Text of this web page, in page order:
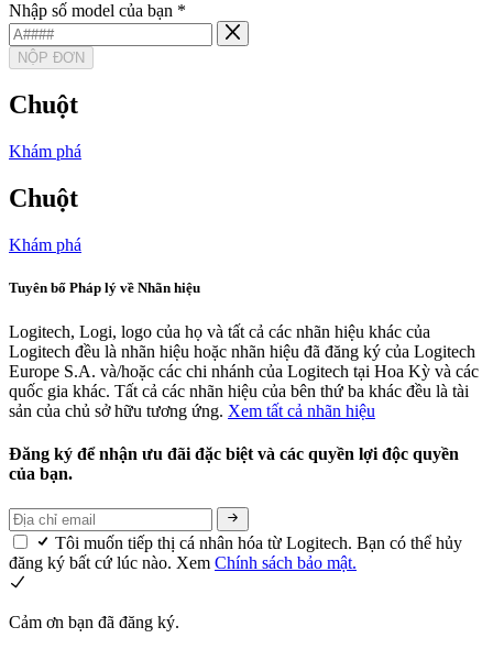
Nhập số model của bạn *
NỘP ĐƠN
Chuột
Khám phá
Chuột
Khám phá
Tuyên bố Pháp lý về Nhãn hiệu
Logitech, Logi, logo của họ và tất cả các nhãn hiệu khác của
Logitech đều là nhãn hiệu hoặc nhãn hiệu đã đăng ký của Logitech
Europe S.A. và/hoặc các chi nhánh của Logitech tại Hoa Kỳ và các
quốc gia khác. Tất cả các nhãn hiệu của bên thứ ba khác đều là tài
sản của chủ sở hữu tương ứng. Xem tất cả nhãn hiệu
Đăng ký để nhận ưu đãi đặc biệt và các quyền lợi độc quyền
của bạn.
Tôi muốn tiếp thị cá nhân hóa từ Logitech. Bạn có thể hủy
đăng ký bất cứ lúc nào. Xem Chính sách bảo mật.
Cảm ơn bạn đã đăng ký.